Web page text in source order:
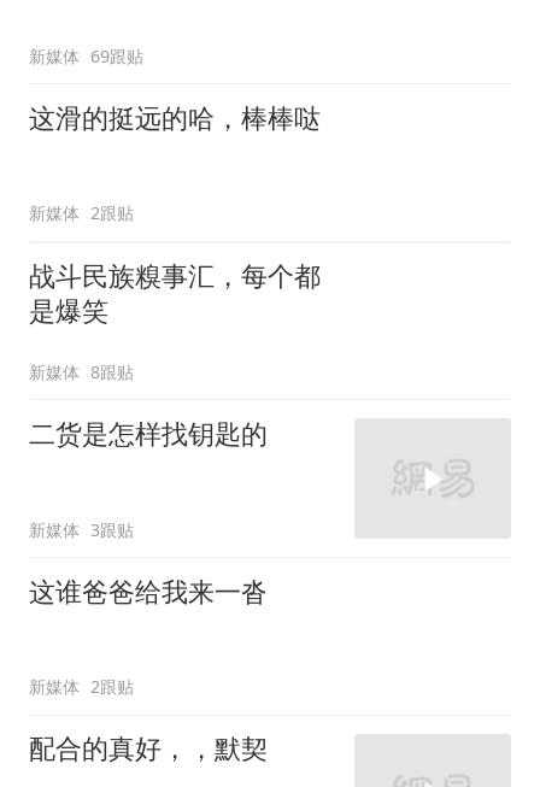
新媒体 69跟贴
这滑的挺远的哈，棒棒哒
新媒体 2跟贴
战斗民族糗事汇，每个都
是爆笑
新媒体 8跟贴
二货是怎样找钥匙的
新媒体 3跟贴
这谁爸爸给我来一沓
新媒体 2跟贴
配合的真好，，默契